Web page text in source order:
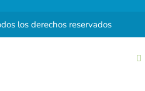
los derechos reservados